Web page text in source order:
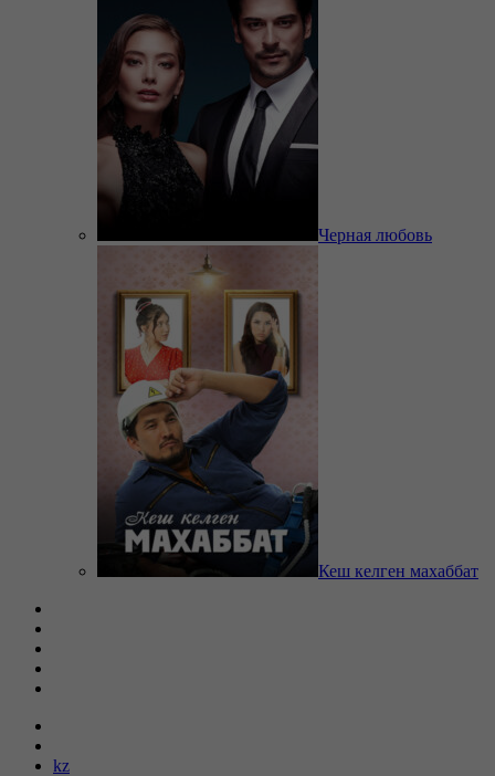
Черная любовь
Кеш келген махаббат
kz